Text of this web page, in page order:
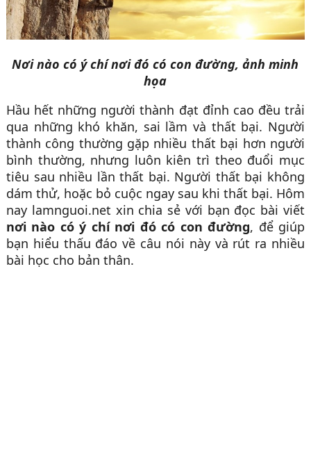
Nơi nào có ý chí nơi đó có con đường, ảnh minh
họa
Hầu hết những người thành đạt đỉnh cao đều trải
qua những khó khăn, sai lầm và thất bại. Người
thành công thường gặp nhiều thất bại hơn người
bình thường, nhưng luôn kiên trì theo đuổi mục
tiêu sau nhiều lần thất bại. Người thất bại không
dám thử, hoặc bỏ cuộc ngay sau khi thất bại. Hôm
nay lamnguoi.net xin chia sẻ với bạn đọc bài viết
nơi nào có ý chí nơi đó có con đường, để giúp
bạn hiểu thấu đáo về câu nói này và rút ra nhiều
bài học cho bản thân.